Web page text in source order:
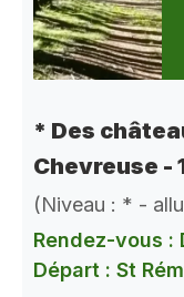
* Des
Chevreuse -
(Niveau : * -
Rendez-vous :
Départ : St